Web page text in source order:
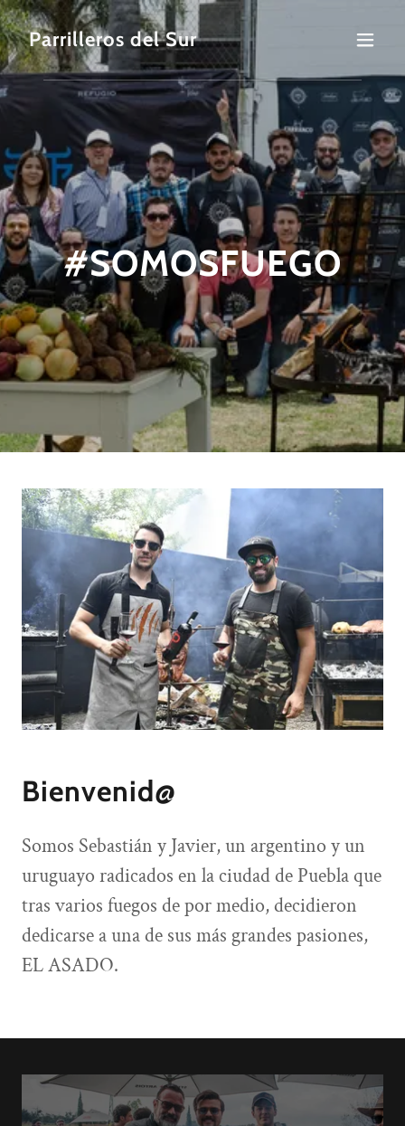
Parrilleros del Sur
#SOMOSFUEGO
Bienvenid@
Somos Sebastián y Javier, un argentino y un
uruguayo radicados en la ciudad de Puebla que
tras varios fuegos de por medio, decidieron
dedicarse a una de sus más grandes pasiones,
EL ASADO.